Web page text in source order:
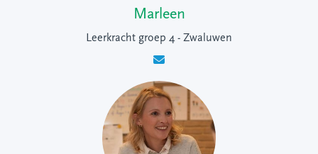
Marleen
Leerkracht groep 4 - Zwaluwen